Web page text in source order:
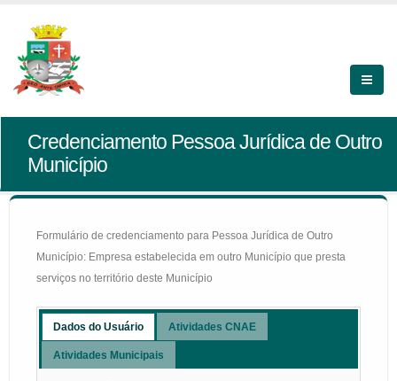
Credenciamento Pessoa Jurídica de Outro
Município
Formulário de credenciamento para Pessoa Jurídica de Outro
Município: Empresa estabelecida em outro Município que presta
serviços no território deste Município
Dados do Usuário Atividades CNAE
Atividades Municipais